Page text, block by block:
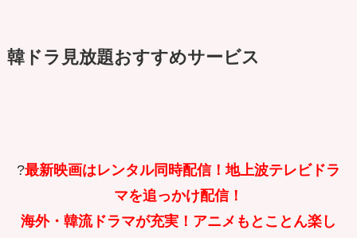
韓ドラ見放題おすすめサービス
?最新映画はレンタル同時配信！地上波テレビドラ
マを追っかけ配信！
海外・韓流ドラマが充実！アニメもとことん楽し